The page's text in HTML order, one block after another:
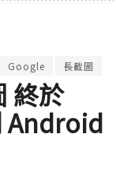
Google 長截圖
終於
Android